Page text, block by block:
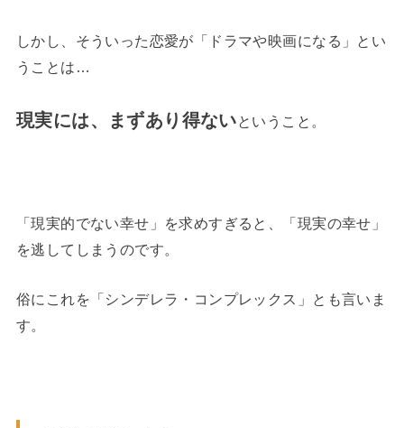
しかし、そういった恋愛が「ドラマや映画になる」とい
うことは…
現実には、まずあり得ないということ。
「現実的でない幸せ」を求めすぎると、「現実の幸せ」
を逃してしまうのです。
俗にこれを「シンデレラ・コンプレックス」とも言いま
す。